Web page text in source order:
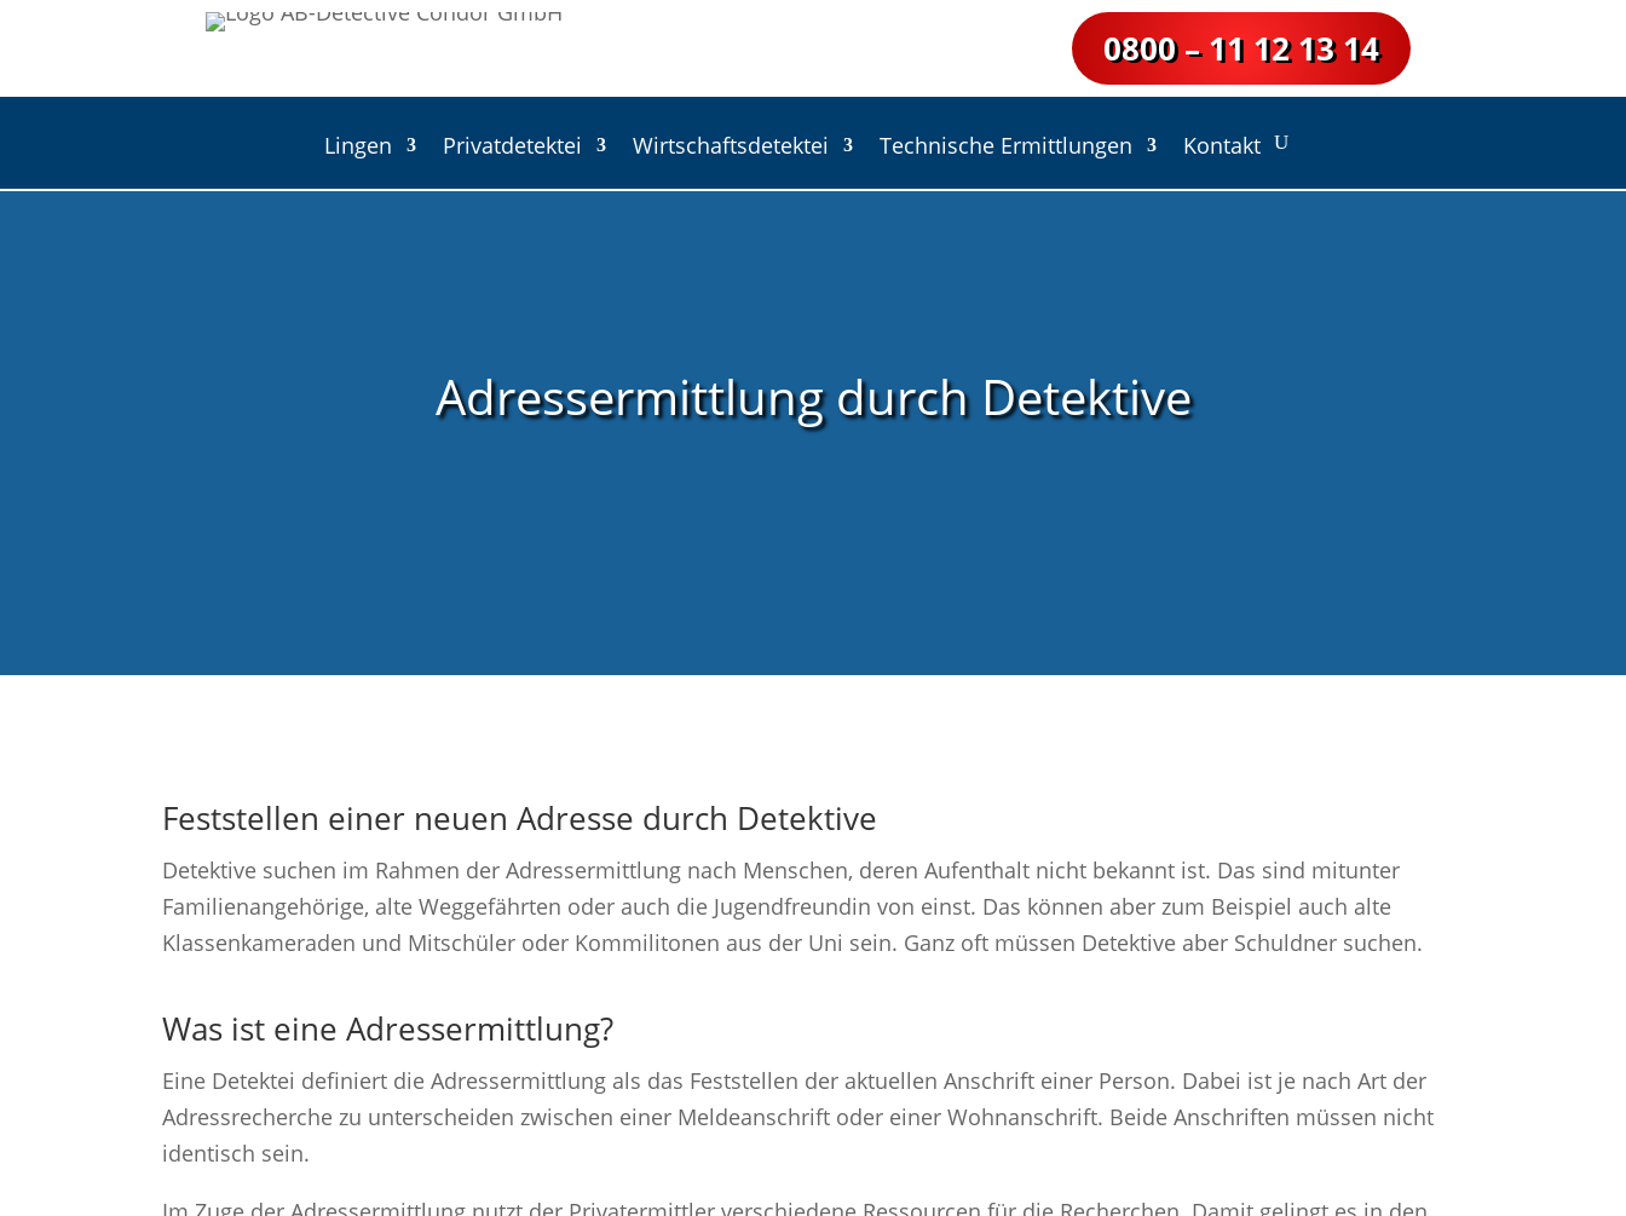
0800 – 11 12 13 14
Lingen Privatdetektei Wirtschaftsdetektei Technische Ermittlungen Kontakt
Adressermittlung durch Detektive
Feststellen einer neuen Adresse durch Detektive
Detektive suchen im Rahmen der Adressermittlung nach Menschen, deren Aufenthalt nicht bekannt ist. Das sind mitunter
Familienangehörige, alte Weggefährten oder auch die Jugendfreundin von einst. Das können aber zum Beispiel auch alte
Klassenkameraden und Mitschüler oder Kommilitonen aus der Uni sein. Ganz oft müssen Detektive aber Schuldner suchen.
Was ist eine Adressermittlung?
Eine Detektei definiert die Adressermittlung als das Feststellen der aktuellen Anschrift einer Person. Dabei ist je nach Art der
Adressrecherche zu unterscheiden zwischen einer Meldeanschrift oder einer Wohnanschrift. Beide Anschriften müssen nicht
identisch sein.